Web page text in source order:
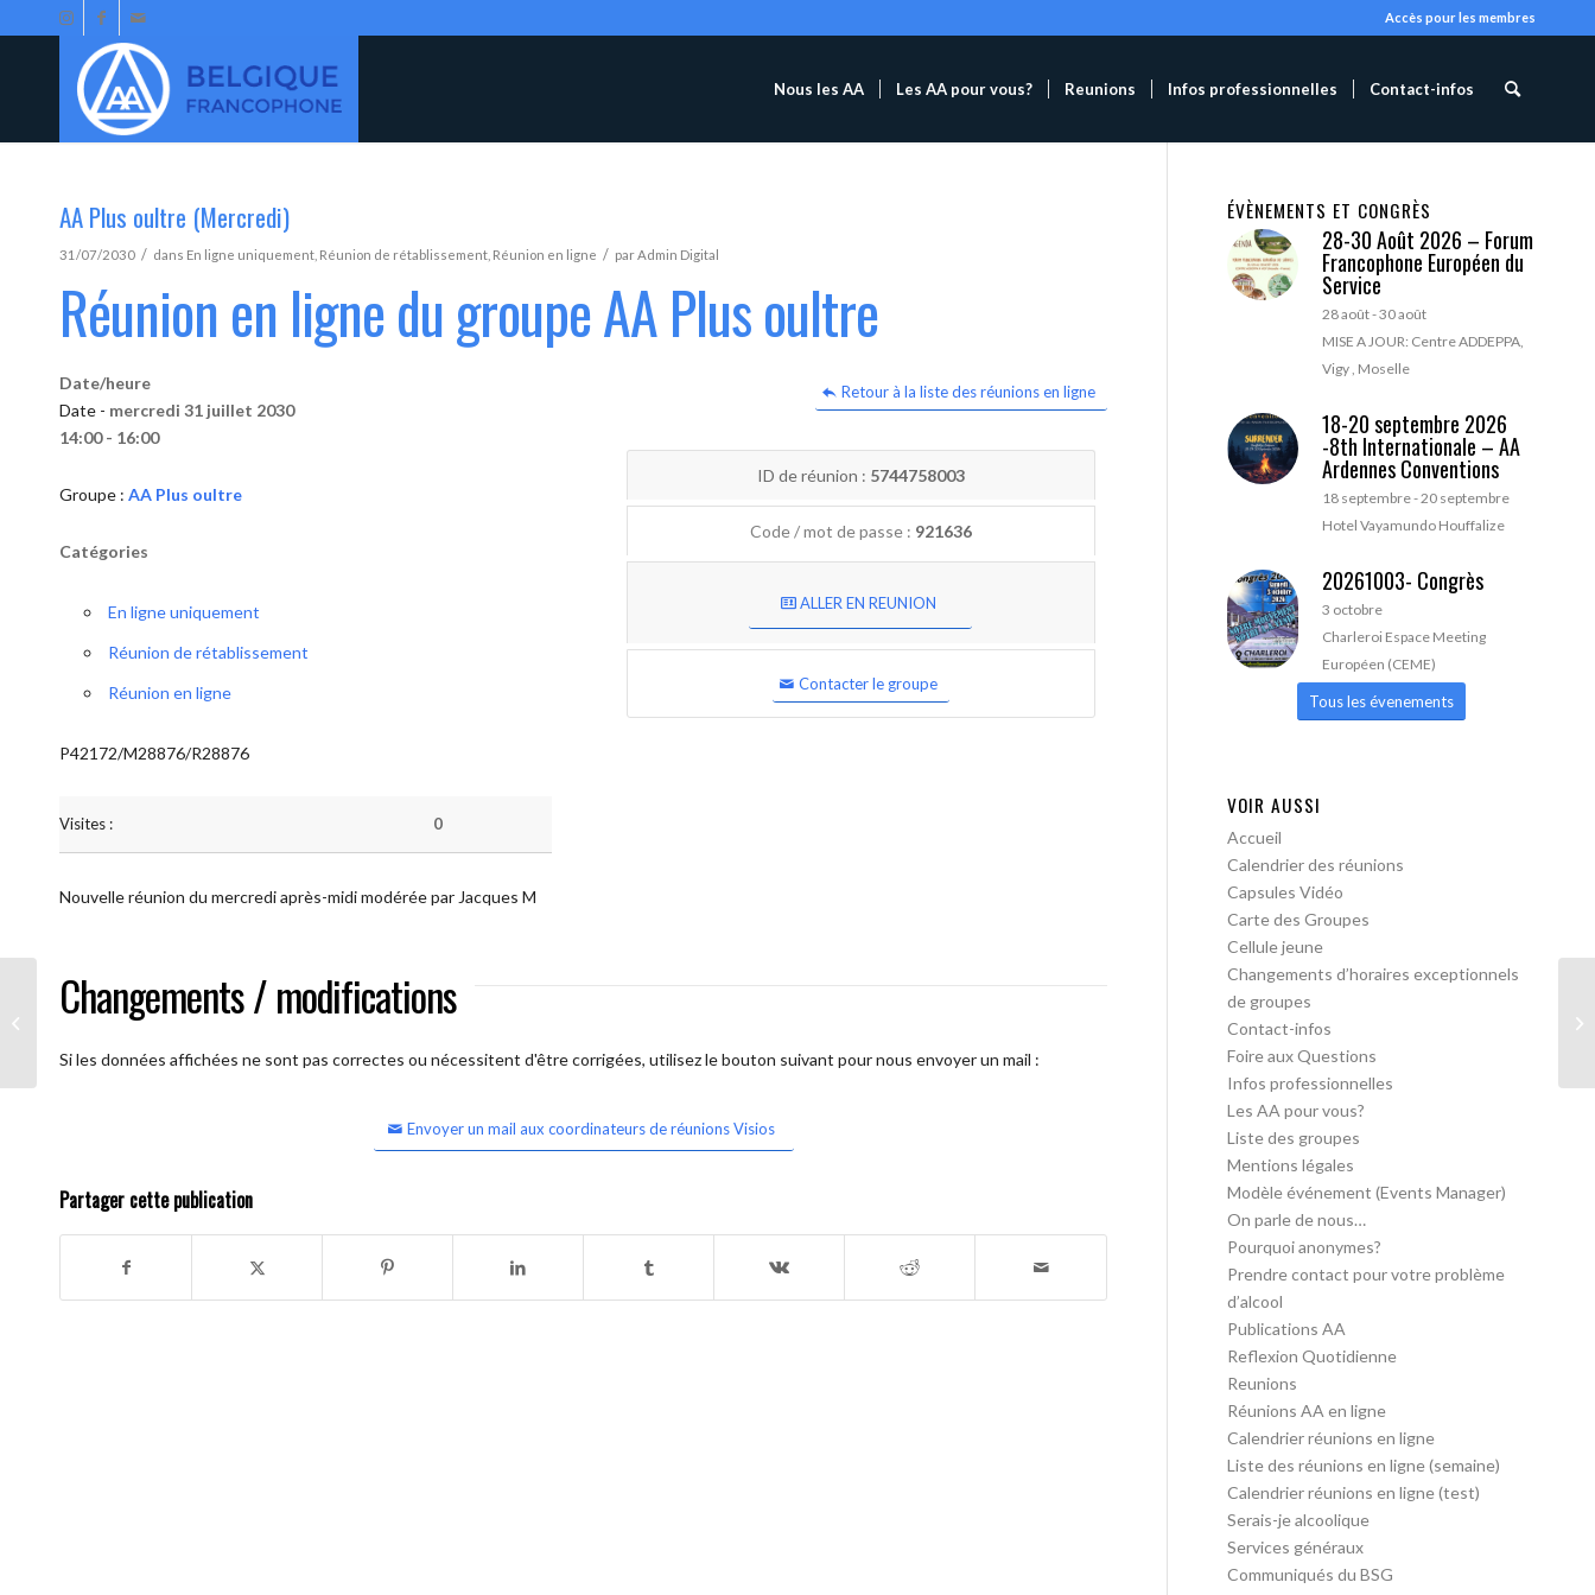
Accès pour les membres
Nous les AA Les AA pour vous? Reunions Infos professionnelles Contact-infos
AA Plus oultre (Mercredi)
31/07/2030 / dans En ligne uniquement Réunion de rétablissement Réunion en ligne / parAdmin Digital
Réunion en ligne du groupe AA Plus oultre
Retour à la liste des réunions en ligne
Date/heure
Date - mercredi 31 juillet 2030
14:00 - 16:00
Groupe : AA Plus oultre
Catégories
En ligne uniquement
Réunion de rétablissement
Réunion en ligne
P42172/M28876/R28876
Visites : 0
ID de réunion : 5744758003
Code / mot de passe : 921636
ALLER EN REUNION
Contacter le groupe
Nouvelle réunion du mercredi après-midi modérée par Jacques M
Changements / modifications
Si les données affichées ne sont pas correctes ou nécessitent d'être corrigées, utilisez le bouton suivant pour nous envoyer un mail :
Envoyer un mail aux coordinateurs de réunions Visios
Partager cette publication
ÉVÈNEMENTS ET CONGRÈS
28-30 Août 2026 – Forum
Francophone Européen du
Service
28 août-30 août
MISE A JOUR: Centre ADDEPPA,
Vigy , Moselle
18-20 septembre 2026
-8th Internationale – AA
Ardennes Conventions
18 septembre-20 septembre
Hotel Vayamundo Houffalize
20261003- Congrès
3 octobre
Charleroi Espace Meeting
Européen (CEME)
Tous les évenements
VOIR AUSSI
Accueil
Calendrier des réunions
Capsules Vidéo
Carte des Groupes
Cellule jeune
Changements d’horaires exceptionnels
de groupes
Contact-infos
Foire aux Questions
Infos professionnelles
Les AA pour vous?
Liste des groupes
Mentions légales
Modèle événement (Events Manager)
On parle de nous…
Pourquoi anonymes?
Prendre contact pour votre problème
d’alcool
Publications AA
Reflexion Quotidienne
Reunions
Réunions AA en ligne
Calendrier réunions en ligne
Liste des réunions en ligne (semaine)
Calendrier réunions en ligne (test)
Serais-je alcoolique
Services généraux
Communiqués du BSG
AA Plus oultre (Mercredi)